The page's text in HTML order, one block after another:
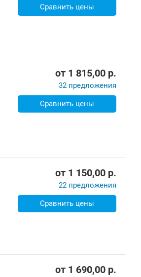
Сравнить цены
от 1 815,00 p.
32 предложения
Сравнить цены
от 1 150,00 p.
22 предложения
Сравнить цены
от 1 690,00 p.